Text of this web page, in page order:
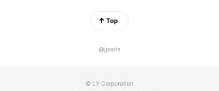
Top
@jpsofa
© LY Corporation